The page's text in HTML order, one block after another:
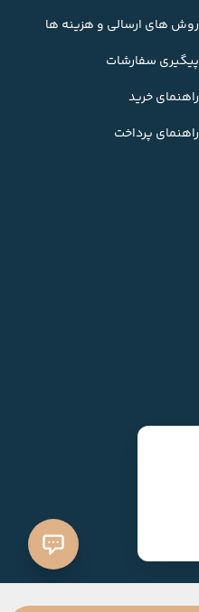
روش های ارسالی و هزینه ها
پیگیری سفارشات
راهنمای خرید
راهنمای پرداخت